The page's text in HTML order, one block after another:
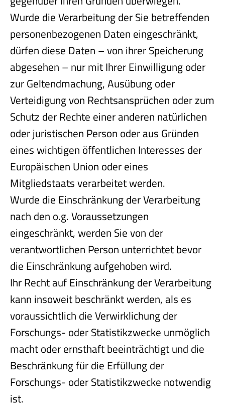
Wurde die Verarbeitung der Sie betreffenden
personenbezogenen Daten eingeschränkt,
dürfen diese Daten – von ihrer Speicherung
abgesehen – nur mit Ihrer Einwilligung oder
zur Geltendmachung, Ausübung oder
Verteidigung von Rechtsansprüchen oder zum
Schutz der Rechte einer anderen natürlichen
oder juristischen Person oder aus Gründen
eines wichtigen öffentlichen Interesses der
Europäischen Union oder eines
Mitgliedstaats verarbeitet werden.
Wurde die Einschränkung der Verarbeitung
nach den o.g. Voraussetzungen
eingeschränkt, werden Sie von der
verantwortlichen Person unterrichtet bevor
die Einschränkung aufgehoben wird.
Ihr Recht auf Einschränkung der Verarbeitung
kann insoweit beschränkt werden, als es
voraussichtlich die Verwirklichung der
Forschungs- oder Statistikzwecke unmöglich
macht oder ernsthaft beeinträchtigt und die
Beschränkung für die Erfüllung der
Forschungs- oder Statistikzwecke notwendig
ist.